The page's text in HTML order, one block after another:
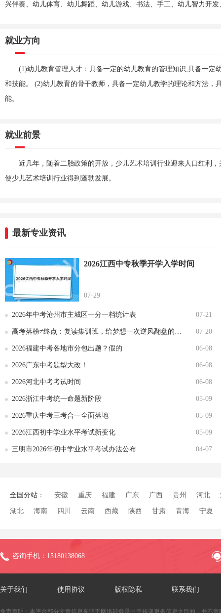
兴伴奏、幼儿体育、幼儿舞蹈、幼儿游戏、书法、手工、幼儿智力开
就业方向
(1)幼儿教育管理人才：具备一定的幼儿教育的管理知识;具备一
和技能。 (2)幼儿教育的骨干教师，具备一定幼儿教学的理论和方法
能。
就业前景
近几年，随着二胎政策的开放，少儿艺术培训行业迎来人口红利
使少儿艺术培训行业得到蓬勃发展。
最新专业资讯
2026江西中专秋季开学入学时间
07-29
2026年中考沧州市主城区一分一档统计表 07-21
高考落榜≠终点：复读集训班，给梦想一次逆风翻盘的机会 07-20
2026福建中考各地市分包出题？假的 06-08
2026广东中考题型大改！ 06-08
2026河北中考考试时间 06-08
2026浙江中考统一命题新阶段 05-09
2026重庆中考三考合一全面落地 05-09
2026江西初中学业水平考试新变化 05-09
三明市2026年初中学业水平考试办法公布 04-07
全国分站： 安徽 重庆 福建 广东 广西 贵州 河北
湖北 海南 四川 云南 西藏 陕西 甘肃 青海 宁夏
咨询手机：15180138068
关于我们 使用协议 版权隐私 联系我们
免责声明：本平台部分文章信息来源于网络转载是出于传递更多信息之目的，并不